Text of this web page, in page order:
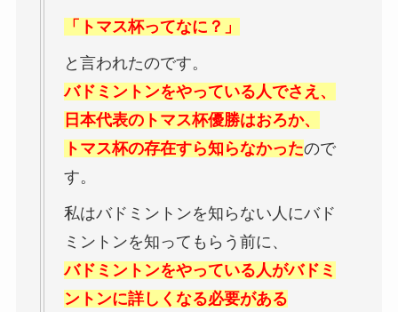
「トマス杯ってなに？」
と言われたのです。
バドミントンをやっている人でさえ、
日本代表のトマス杯優勝はおろか、
トマス杯の存在すら知らなかったので
す。
私はバドミントンを知らない人にバド
ミントンを知ってもらう前に、
バドミントンをやっている人がバドミ
ントンに詳しくなる必要がある